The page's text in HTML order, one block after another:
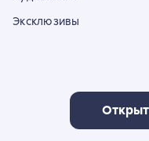
Эксклюзивы